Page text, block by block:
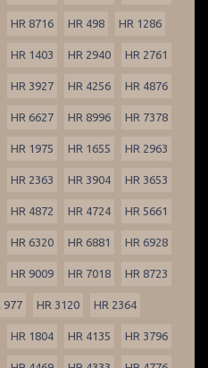
HR 8716 HR 498 HR 1286
HR 1403 HR 2940 HR 2761
HR 3927 HR 4256 HR 4876
HR 6627 HR 8996 HR 7378
HR 1975 HR 1655 HR 2963
HR 2363 HR 3904 HR 3653
HR 4872 HR 4724 HR 5661
HR 6320 HR 6881 HR 6928
HR 9009 HR 7018 HR 8723
977 HR 3120 HR 2364
HR 1804 HR 4135 HR 3796